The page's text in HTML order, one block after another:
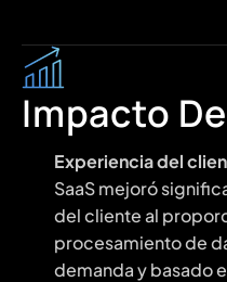
Impacto
Experiencia del
SaaS mejoró
del cliente al
procesamiento de
demanda y basado